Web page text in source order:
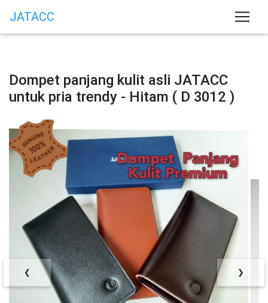
JATACC
Dompet panjang kulit asli JATACC
untuk pria trendy - Hitam ( D 3012 )
❮ ❯